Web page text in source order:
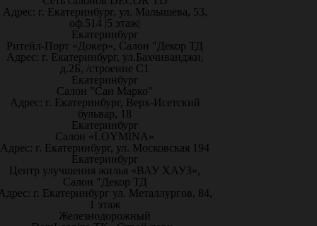
Адрес: г. Екатеринбург, ул. Малышева, 53,
оф.514 |5 этаж|
Екатеринбург
Ритейл-Порт «Докер», Салон "Декор ТД
Адрес: г. Екатеринбург, ул.Бахчиванджи,
д.2Б, /строение С1
Екатеринбург
Салон "Сан Марко"
Адрес: г. Екатеринбург, Верх-Исетский
бульвар, 18
Екатеринбург
Салон «LOYMINA»
Адрес: г. Екатеринбург, ул. Московская 194
Екатеринбург
Центр улучшения жилья «ВАУ ХАУЗ»,
Салон "Декор ТД
г. Екатеринбург ул. Металлургов, 84,
1 этаж
Железнодорожный